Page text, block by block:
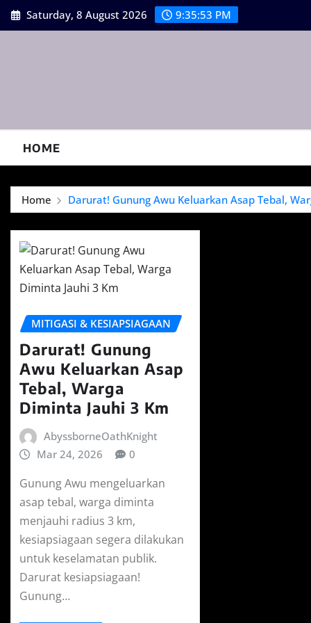
Skip
to
Saturday, 8 August 2026 9:35:53 PM
HOME
Home Darurat! Gunung Awu Keluarkan Asap Tebal,
MITIGASI & KESIAPSIAGAAN
Darurat! Gunung
Awu Keluarkan Asap
Tebal, Warga
Diminta Jauhi 3 Km
AbyssborneOathKnight
Mar 24, 2026
0
Gunung Awu mengeluarkan
asap tebal, warga diminta
menjauhi radius 3 km,
kesiapsiagaan segera dilakukan
untuk keselamatan publik.
Darurat kesiapsiagaan!
Gunung…